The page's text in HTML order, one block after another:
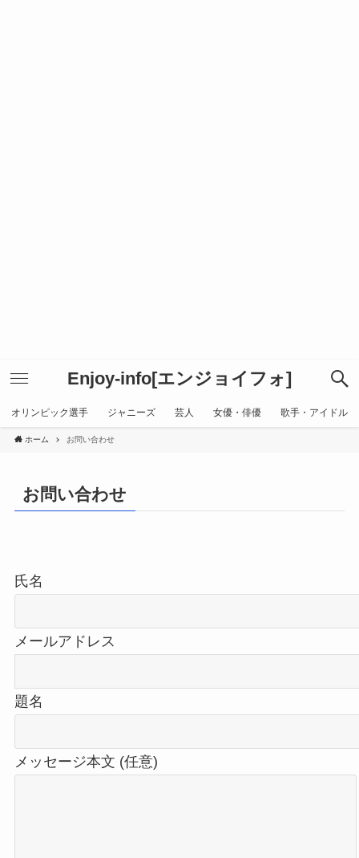
Enjoy-info[エンジョイフォ]
オリンピック選手 ジャニーズ 芸人 女優・俳優 歌手・アイドル
ホーム お問い合わせ
お問い合わせ
氏名
メールアドレス
題名
メッセージ本文 (任意)